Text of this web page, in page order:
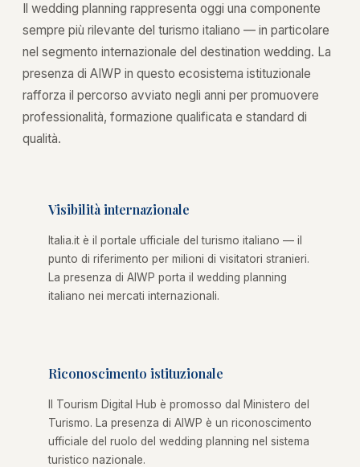
Il wedding planning rappresenta oggi una componente
sempre più rilevante del turismo italiano — in particolare
nel segmento internazionale del destination wedding. La
presenza di AIWP in questo ecosistema istituzionale
rafforza il percorso avviato negli anni per promuovere
professionalità, formazione qualificata e standard di
qualità.
Visibilità internazionale
Italia.it è il portale ufficiale del turismo italiano — il
punto di riferimento per milioni di visitatori stranieri.
La presenza di AIWP porta il wedding planning
italiano nei mercati internazionali.
Riconoscimento istituzionale
Il Tourism Digital Hub è promosso dal Ministero del
Turismo. La presenza di AIWP è un riconoscimento
ufficiale del ruolo del wedding planning nel sistema
turistico nazionale.